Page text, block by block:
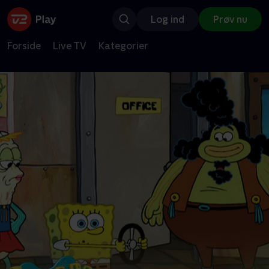
Log ind Prøv nu
Forside Live TV Kategorier